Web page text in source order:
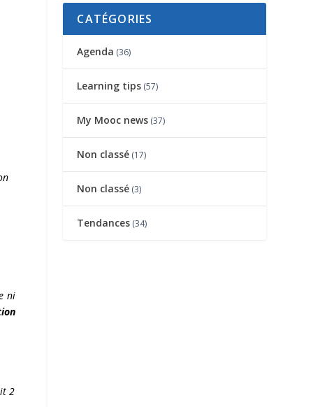
ni
2
CATÉGORIES
Agenda (36)
Learning tips (57)
My Mooc news (37)
Non classé (17)
Non classé (3)
Tendances (34)